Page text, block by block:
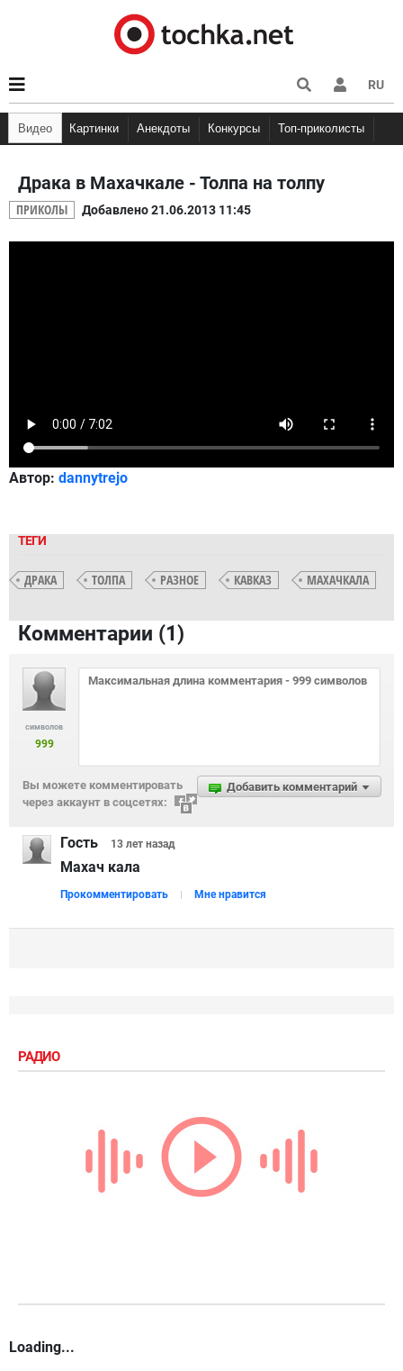
RU
Видео Картинки Анекдоты
Анекдоты про студентов
Конкурсы Топ-приколисты
Драка в Махачкале - Толпа на толпу
ПРИКОЛЫ Добавлено 21.06.2013 11:45
Автор: dannytrejo
ТЕГИ
ДРАКА ТОЛПА РАЗНОЕ КАВКАЗ МАХАЧКАЛА
Комментарии (1)
символов
999
Добавить комментарий
Вы можете комментировать
через аккаунт в соцсетях:
Гость 13 лет назад
Махач кала
Прокомментировать Мне нравится
РАДИО
Loading...